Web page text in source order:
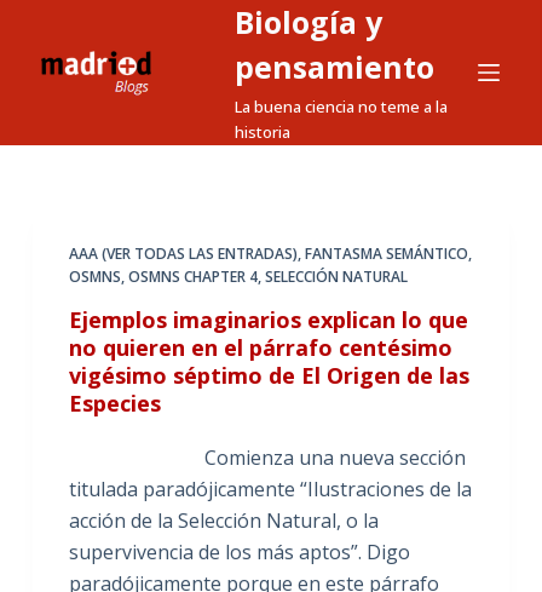
a
Biología y
pensamiento
La buena ciencia no teme a la
historia
AAA (VER TODAS LAS ENTRADAS),FANTASMA SEMÁNTICO,
OSMNS,OSMNS CHAPTER 4,SELECCIÓN NATURAL
Ejemplos imaginarios explican lo que
no quieren en el párrafo centésimo
vigésimo séptimo de El Origen de las
Especies
Comienza una nueva sección
titulada paradójicamente “Ilustraciones de la
acción de la Selección Natural, o la
supervivencia de los más aptos”. Digo
paradójicamente porque en este párrafo